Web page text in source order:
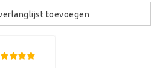
toevoegen